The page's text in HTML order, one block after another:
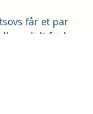
får et par
og lidt frisk